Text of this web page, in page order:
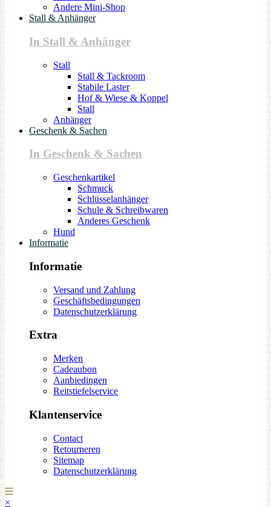
Andere Mini-Shop
Stall & Anhänger
In Stall & Anhänger
Stall
Stall & Tackroom
Stabile Laster
Hof & Wiese & Koppel
Stall
Anhänger
Geschenk & Sachen
In Geschenk & Sachen
Geschenkartikel
Schmuck
Schlüsselanhänger
Schule & Schreibwaren
Anderes Geschenk
Hund
Informatie
Informatie
Versand und Zahlung
Geschäftsbedingungen
Datenschutzerklärung
Extra
Merken
Cadeaubon
Aanbiedingen
Reitstiefelservice
Klantenservice
Contact
Retourneren
Sitemap
Datenschutzerklärung
×